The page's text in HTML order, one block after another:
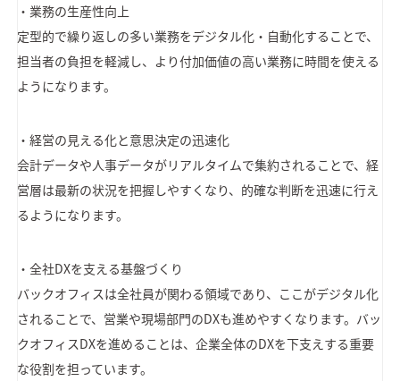
・業務の生産性向上
定型的で繰り返しの多い業務をデジタル化・自動化することで、
担当者の負担を軽減し、より付加価値の高い業務に時間を使える
ようになります。
・経営の見える化と意思決定の迅速化
会計データや人事データがリアルタイムで集約されることで、経
営層は最新の状況を把握しやすくなり、的確な判断を迅速に行え
るようになります。
・全社DXを支える基盤づくり
バックオフィスは全社員が関わる領域であり、ここがデジタル化
されることで、営業や現場部門のDXも進めやすくなります。バッ
クオフィスDXを進めることは、企業全体のDXを下支えする重要
な役割を担っています。